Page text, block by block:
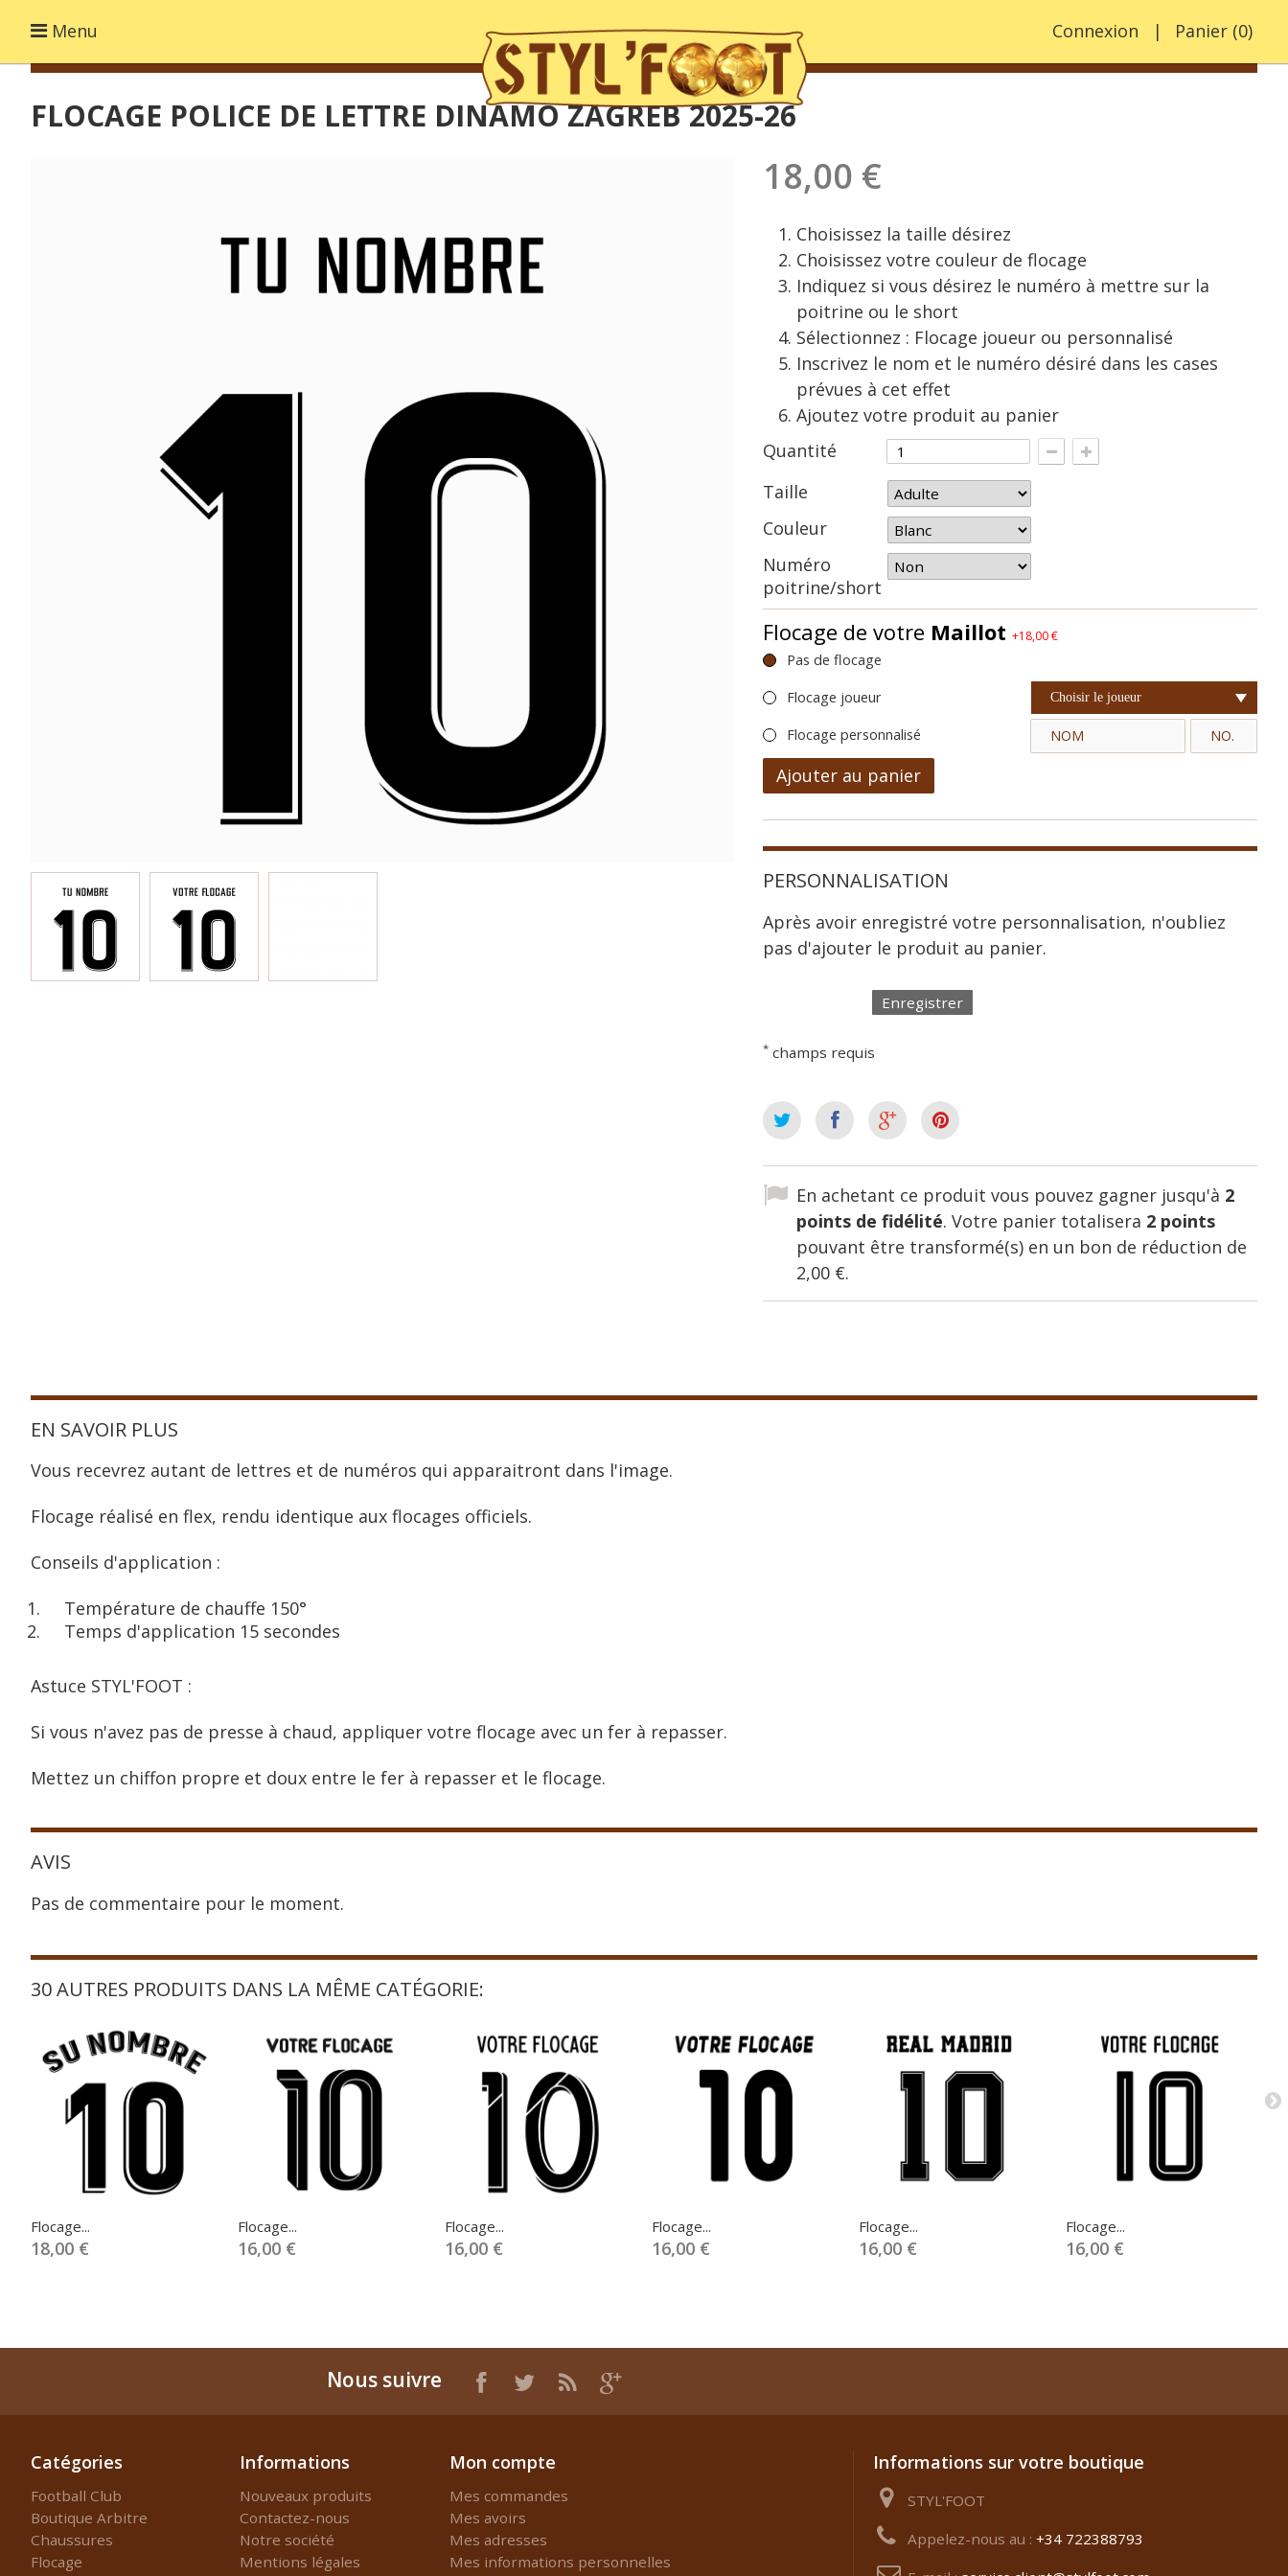
Panier (0)
Connexion
Menu
FLOCAGE POLICE DE LETTRE DINAMO ZAGREB 2025-26
18,00 €
Choisissez la taille désirez
Choisissez votre couleur de flocage
Indiquez si vous désirez le numéro à mettre sur la
poitrine ou le short
Sélectionnez : Flocage joueur ou personnalisé
Inscrivez le nom et le numéro désiré dans les cases
prévues à cet effet
Ajoutez votre produit au panier
Quantité
Taille
Couleur
Numéro
poitrine/short
Flocage de votre Maillot +18,00 €
Pas de flocage
Flocage joueur Choisir le joueur
Flocage personnalisé
Ajouter au panier
PERSONNALISATION
Après avoir enregistré votre personnalisation, n'oubliez
pas d'ajouter le produit au panier.
Enregistrer
* champs requis
En achetant ce produit vous pouvez gagner jusqu'à 2
points de fidélité. Votre panier totalisera 2 points
pouvant être transformé(s) en un bon de réduction de
2,00 €.
EN SAVOIR PLUS
Vous recevrez autant de lettres et de numéros qui apparaitront dans l'image.
Flocage réalisé en flex, rendu identique aux flocages officiels.
Conseils d'application :
Température de chauffe 150°
Temps d'application 15 secondes
Astuce STYL'FOOT :
Si vous n'avez pas de presse à chaud, appliquer votre flocage avec un fer à repasser.
Mettez un chiffon propre et doux entre le fer à repasser et le flocage.
AVIS
Pas de commentaire pour le moment.
30 AUTRES PRODUITS DANS LA MÊME CATÉGORIE:
Flocage...
18,00 €
Flocage...
16,00 €
Flocage...
16,00 €
Flocage...
16,00 €
Flocage...
16,00 €
Flocage...
16,00 €
Nous suivre
Catégories
Football Club
Boutique Arbitre
Chaussures
Flocage
Informations
Nouveaux produits
Contactez-nous
Notre société
Mentions légales
Mon compte
Mes commandes
Mes avoirs
Mes adresses
Mes informations personnelles
Informations sur votre boutique
STYL'FOOT
Appelez-nous au :+34 722388793